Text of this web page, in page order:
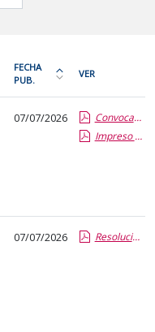
FECHA
PUB.
Ordena
la
tabla
por
más
reciente
VER
07/07/2026
Convocatoria cursos Idiomas Campus Palencia, Segovia, Soria 26.27.pdf.pdf
Impreso solicitud.pdf.pdf
07/07/2026 Resolución Vice RRII concesion cred2cuatri.pdf.pdf